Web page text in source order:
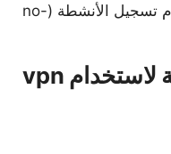
وتأكد من وجود سياسة صارمة لعدم تسجيل الأنشطة (no-
كيف تختار أفضل طريقة لاستخدام vpn